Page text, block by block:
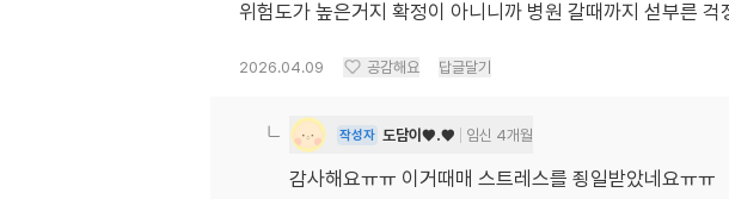
위험도가 높은거지 확정이 아니니까 병원 갈때까지 섣부른
2026.04.09 공감해요 답글달기
작성자 도담이♥︎.♥︎ 임신 4개월
감사해요ㅠㅠ 이거때매 스트레스를 죙일받았네요ㅠㅠ